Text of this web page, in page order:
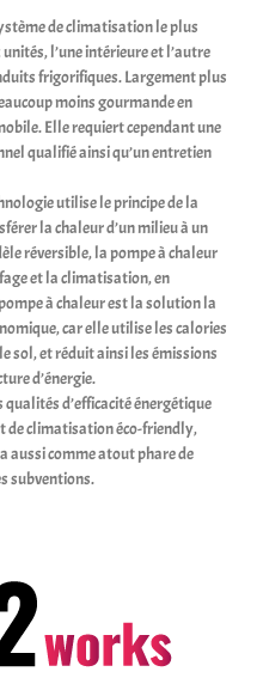
de climatisation le plus
l’une intérieure et l’autre
frigorifiques. Largement plus
moins gourmande en
Elle requiert cependant une
qualifié ainsi qu’un entretien
utilise le principe de la
la chaleur d’un milieu à un
réversible, la pompe à chaleur
et la climatisation, en
à chaleur est la solution la
car elle utilise les calories
sol, et réduit ainsi les émissions
d’énergie.
qualités d’efficacité énergétique
de climatisation éco-friendly,
aussi comme atout phare de
subventions.